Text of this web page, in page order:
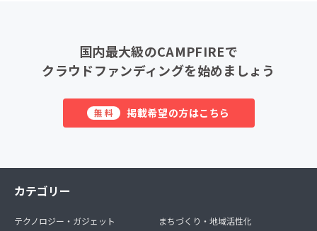
国内最大級のCAMPFIREで
クラウドファンディングを始めましょう
無料 掲載希望の方はこちら
カテゴリー
テクノロジー・ガジェット
まちづくり・地域活性化